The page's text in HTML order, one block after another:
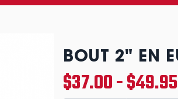
BOUT 2" EN
$37.00 - $49.95